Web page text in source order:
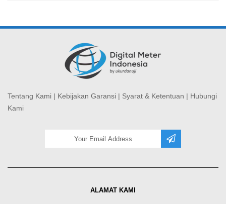
Tentang Kami | Kebijakan Garansi | Syarat & Ketentuan | Hubungi
Kami
ALAMAT KAMI